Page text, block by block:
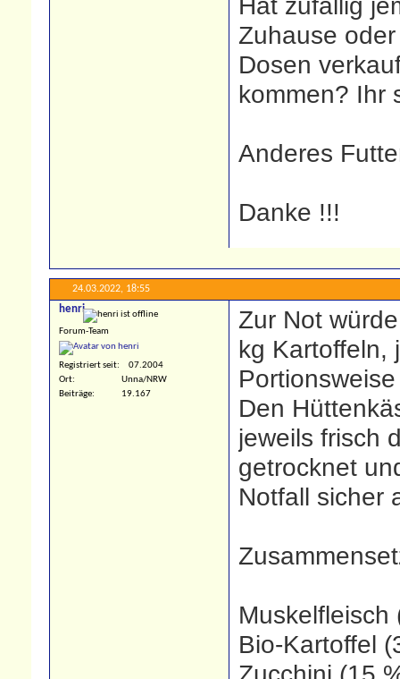
Zuhause
Dosen
kommen? Ihr
Anderes
Danke !!!
24.03.2022, 18:55
henri
Forum-Team
Registriert seit
07.2004
Ort
Unna/NRW
Beiträge
19.167
Zur Not
kg Kartoffeln,
Den
jeweils frisch
getrocknet
Notfall sicher
Muskelfleisch
Bio-Kartoffel